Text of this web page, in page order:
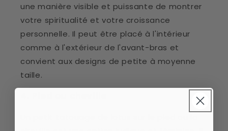
une manière visible et puissante de montrer
votre spiritualité et votre croissance
personnelle. Il peut être placé à l'intérieur
comme à l'extérieur de l'avant-bras et
convient aux designs de petite à moyenne
taille.